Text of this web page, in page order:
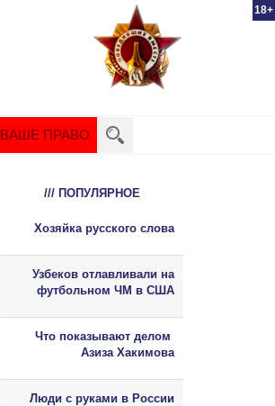
18+
ВАШЕ ПРАВО
/// ПОПУЛЯРНОЕ
Хозяйка русского слова
Узбеков отлавливали на
футбольном ЧМ в США
Что показывают делом
Азиза Хакимова
Люди с руками в России